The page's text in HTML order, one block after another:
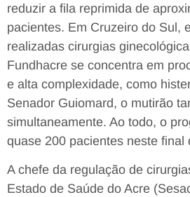
reduzir a fila reprimida de
pacientes. Em Cruzeiro do Sul,
realizadas cirurgias
Fundhacre se concentra em
e alta complexidade, como
Senador Guiomard, o mutirão
simultaneamente. Ao todo, o
quase 200 pacientes neste final
A chefe da regulação de
Estado de Saúde do Acre